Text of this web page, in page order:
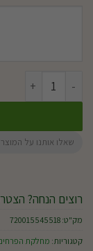
כמות של קרם גוף adva
שאלו אותנו על המוצר
רוצים הנחה?
מק"ט:720015545518
קטגוריות: מחלקת